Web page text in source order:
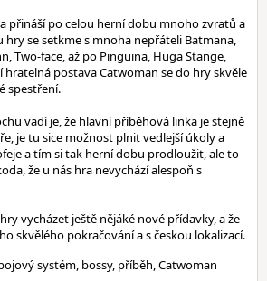
přináší po celou herní dobu mnoho zvratů a
hry se setkme s mnoha nepřáteli Batmana,
Two-face, až po Pinguina, Huga Stange,
hratelná postava Catwoman se do hry skvěle
spestření.
vadí je, že hlavní příběhová linka je stejně
je tu sice možnost plnit vedlejší úkoly a
a tím si tak herní dobu prodloužit, ale to
že u nás hra nevychází alespoň s
vycházet ještě nějáké nové přídavky, a že
skvělého pokračování a s českou lokalizací.
systém, bossy, příběh, Catwoman